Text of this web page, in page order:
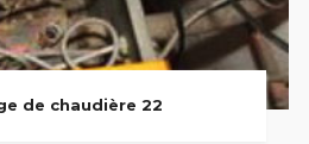
de chaudière 22